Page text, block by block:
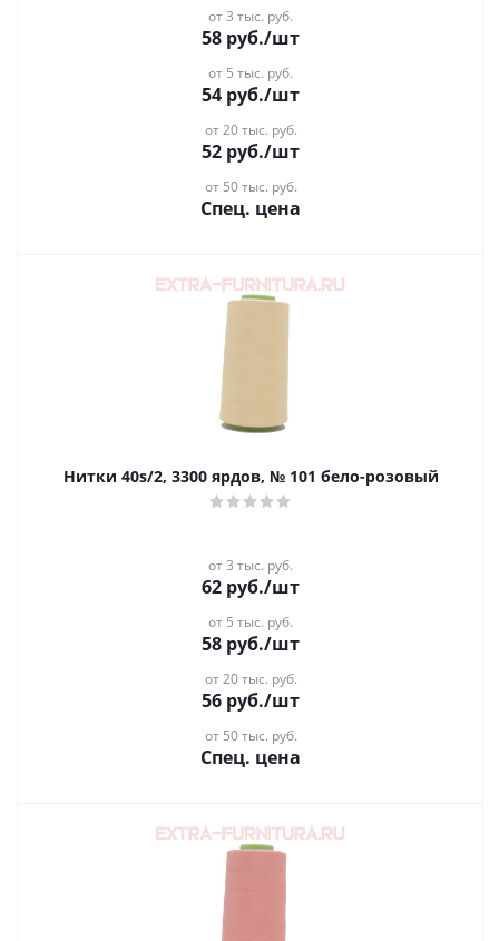
от 3 тыс. руб.
58 руб./шт
от 5 тыс. руб.
54 руб./шт
от 20 тыс. руб.
52 руб./шт
от 50 тыс. руб.
Спец. цена
Нитки 40s/2, 3300 ярдов, № 101 бело-розовый
от 3 тыс. руб.
62 руб./шт
от 5 тыс. руб.
58 руб./шт
от 20 тыс. руб.
56 руб./шт
от 50 тыс. руб.
Спец. цена